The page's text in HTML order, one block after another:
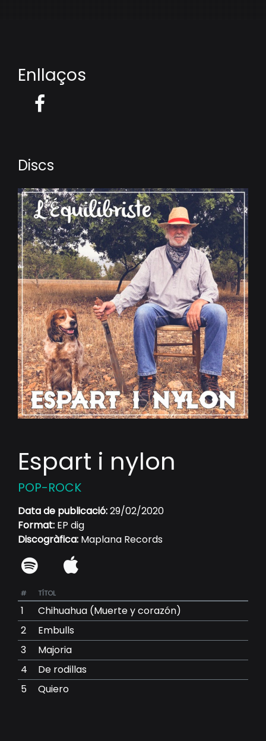
Enllaços
Discs
Espart i nylon
POP-ROCK
Data de publicació:29/02/2020
Format: EP dig
Discogràfica: Maplana Records
# TÍTOL
1
Chihuahua (Muerte y corazón)
2
Embulls
3
Majoria
4
De rodillas
5
Quiero